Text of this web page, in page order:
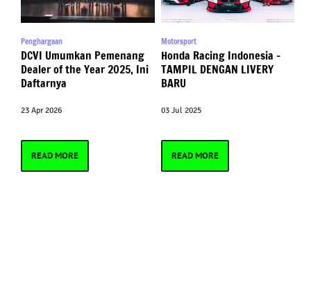
Penghargaan
DCVI Umumkan Pemenang
Dealer of the Year 2025, Ini
Daftarnya
23 Apr 2026
READ MORE
Motorsport
Honda Racing Indonesia –
TAMPIL DENGAN LIVERY
BARU
03 Jul 2025
READ MORE